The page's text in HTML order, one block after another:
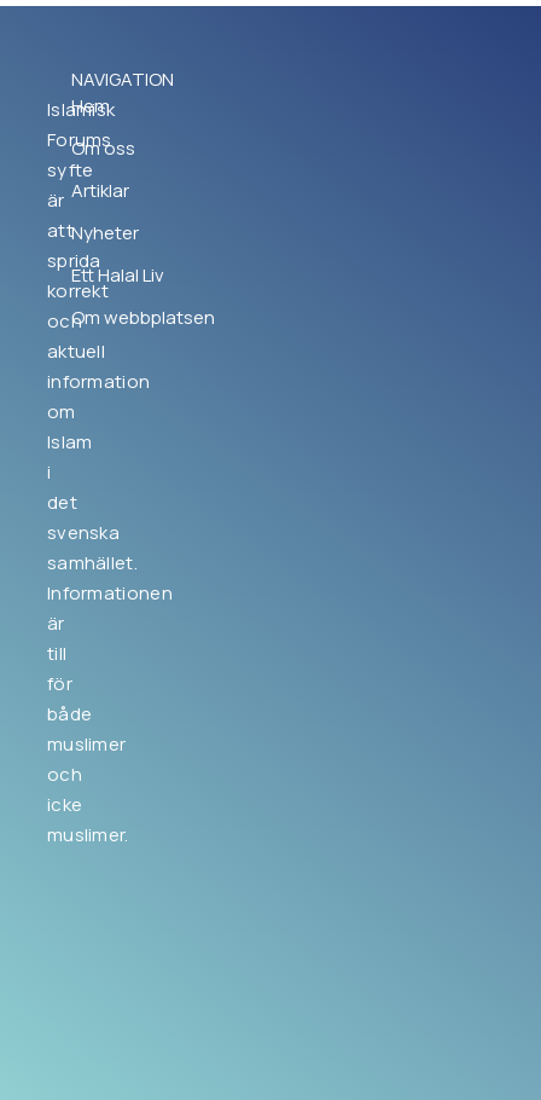
Islamisk
Forums
syfte
är
att
sprida
korrekt
och
aktuell
information
om
Islam
i
det
svenska
samhället.
Informationen
är
till
för
både
muslimer
och
icke
muslimer.
NAVIGATION
Hem
Om oss
Artiklar
Nyheter
Ett Halal Liv
Om webbplatsen